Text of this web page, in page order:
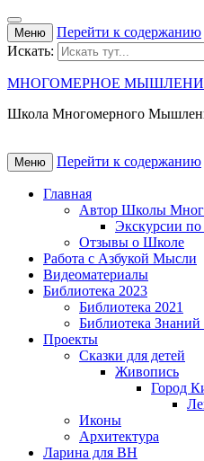
Меню
Перейти к содержанию
Искать:
МНОГОМЕРНОЕ
Школа Многомерного
Меню Перейти к содержанию
Главная
Автор Школы
Экскурсии по
Отзывы о Школе
Работа с Азбукой Мысли
Видеоматериалы
Библиотека 2023
Библиотека 2021
Библиотека
Проекты
Сказки для детей
Живопись
Город
Иконы
Архитектура
Ларина для ВН